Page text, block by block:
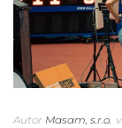
Autor Masam, s.r.o. v